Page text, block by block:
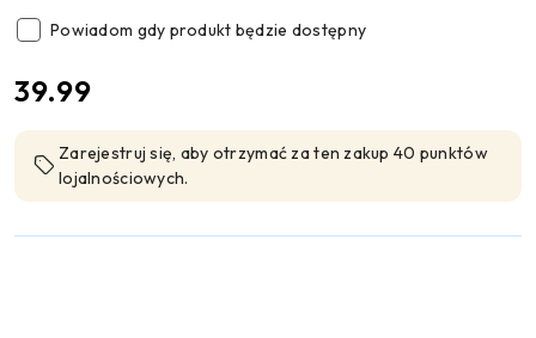
Powiadom gdy produkt będzie dostępny
cena:
39.99
Zarejestruj się, aby otrzymać za ten zakup 40 punktów
lojalnościowych.